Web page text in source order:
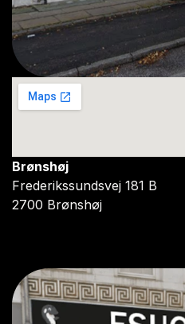
Brønshøj
Frederikssundsvej 181 B
2700 Brønshøj